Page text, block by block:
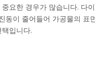
요한 경우가 많습니다.
이 줄어들어 가공물의
입니다.